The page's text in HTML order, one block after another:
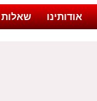
אודותינו שאלות